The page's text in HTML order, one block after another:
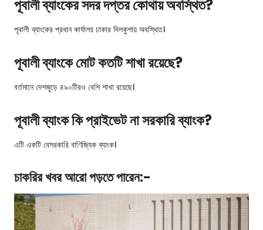
পূবালী ব্যাংকের সদর দপ্তর কোথায় অবস্থিত?
পূবালী ব্যাংকের প্রধান কার্যালয় ঢাকার দিলকুশায় অবস্থিত।
পূবালী ব্যাংকে মোট কতটি শাখা রয়েছে?
বর্তমানে দেশজুড়ে ৪৯০টিরও বেশি শাখা রয়েছে।
পূবালী ব্যাংক কি প্রাইভেট না সরকারি ব্যাংক?
এটি একটি বেসরকারি বাণিজ্যিক ব্যাংক।
চাকরির খবরআরো পড়তে পারেন:-